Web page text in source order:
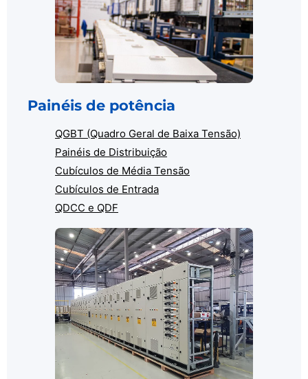
Painéis de potência
QGBT (Quadro Geral de Baixa Tensão)
Painéis de Distribuição
Cubículos de Média Tensão
Cubículos de Entrada
QDCC e QDF